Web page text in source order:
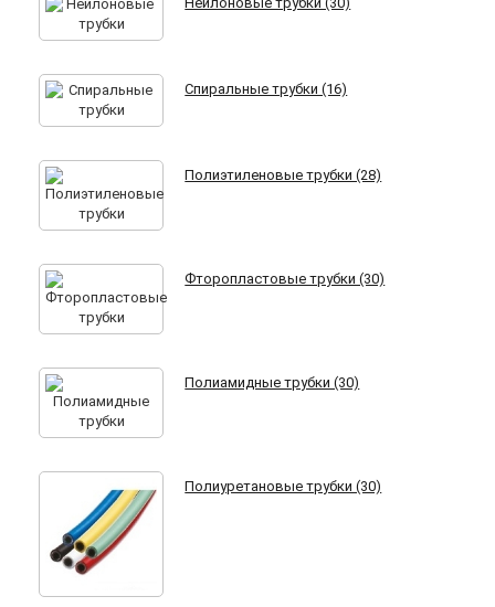
Спиральные трубки (16)
Полиэтиленовые трубки (28)
Фторопластовые трубки (30)
Полиамидные трубки (30)
Полиуретановые трубки (30)